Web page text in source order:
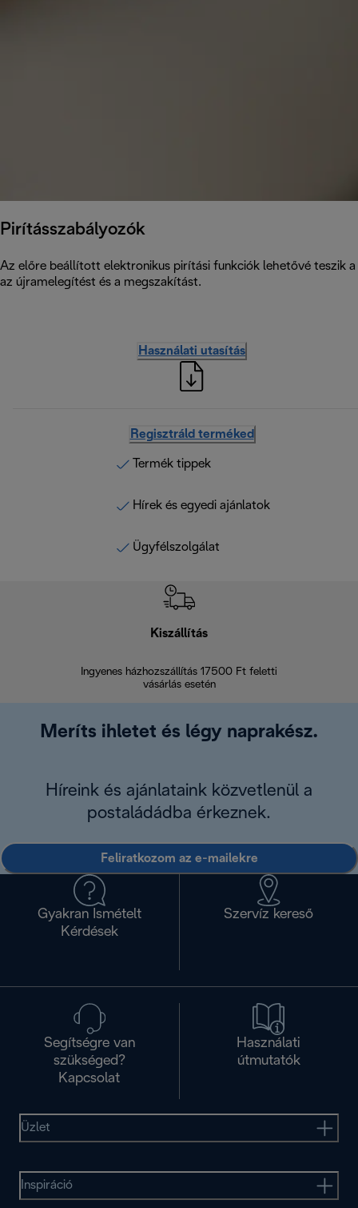
Pirításszabályozók
Az előre beállított elektronikus pirítási funkciók lehetővé teszik
az újramelegítést és a megszakítást.
Használati utasítás
Regisztráld terméked
Termék tippek
Hírek és egyedi ajánlatok
Ügyfélszolgálat
Kiszállítás
Ingyenes házhozszállítás 17500 Ft feletti
vásárlás esetén
Meríts ihletet és légy naprakész.
Híreink és ajánlataink közvetlenül a
postaládádba érkeznek.
Feliratkozom az e-mailekre
Gyakran Ismételt
Kérdések
Szervíz kereső
Segítségre van
szükséged?
Kapcsolat
Használati
útmutatók
Üzlet
Inspiráció